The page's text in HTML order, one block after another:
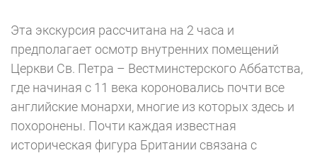
Эта экскурсия рассчитана на 2 часа и
предполагает осмотр внутренних помещений
Церкви Св. Петра – Вестминстерского Аббатства,
где начиная с 11 века короновались почти все
английские монархи, многие из которых здесь и
похоронены. Почти каждая известная
историческая фигура Британии связана с